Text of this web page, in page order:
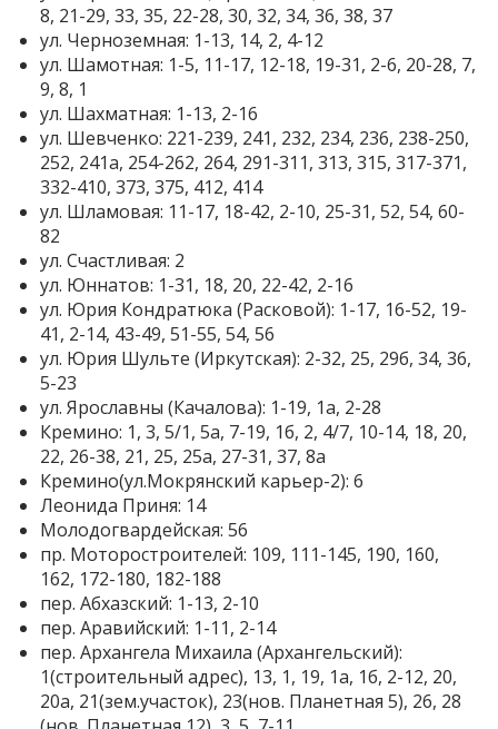
8, 21-29, 33, 35, 22-28, 30, 32, 34, 36, 38, 37
ул. Черноземная: 1-13, 14, 2, 4-12
ул. Шамотная: 1-5, 11-17, 12-18, 19-31, 2-6, 20-28, 7,
9, 8, 1
ул. Шахматная: 1-13, 2-16
ул. Шевченко: 221-239, 241, 232, 234, 236, 238-250,
252, 241а, 254-262, 264, 291-311, 313, 315, 317-371,
332-410, 373, 375, 412, 414
ул. Шламовая: 11-17, 18-42, 2-10, 25-31, 52, 54, 60-
82
ул. Счастливая: 2
ул. Юннатов: 1-31, 18, 20, 22-42, 2-16
ул. Юрия Кондратюка (Расковой): 1-17, 16-52, 19-
41, 2-14, 43-49, 51-55, 54, 56
ул. Юрия Шульте (Иркутская): 2-32, 25, 29б, 34, 36,
5-23
ул. Ярославны (Качалова): 1-19, 1а, 2-28
Кремино: 1, 3, 5/1, 5а, 7-19, 1б, 2, 4/7, 10-14, 18, 20,
22, 26-38, 21, 25, 25а, 27-31, 37, 8а
Кремино(ул.Мокрянский карьер-2): 6
Леонида Приня: 14
Молодогвардейская: 56
пр. Моторостроителей: 109, 111-145, 190, 160,
162, 172-180, 182-188
пер. Абхазский: 1-13, 2-10
пер. Аравийский: 1-11, 2-14
пер. Архангела Михаила (Архангельский):
1(строительный адрес), 13, 1, 19, 1а, 1б, 2-12, 20,
20а, 21(зем.участок), 23(нов. Планетная 5), 26, 28